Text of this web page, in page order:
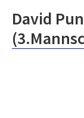
David